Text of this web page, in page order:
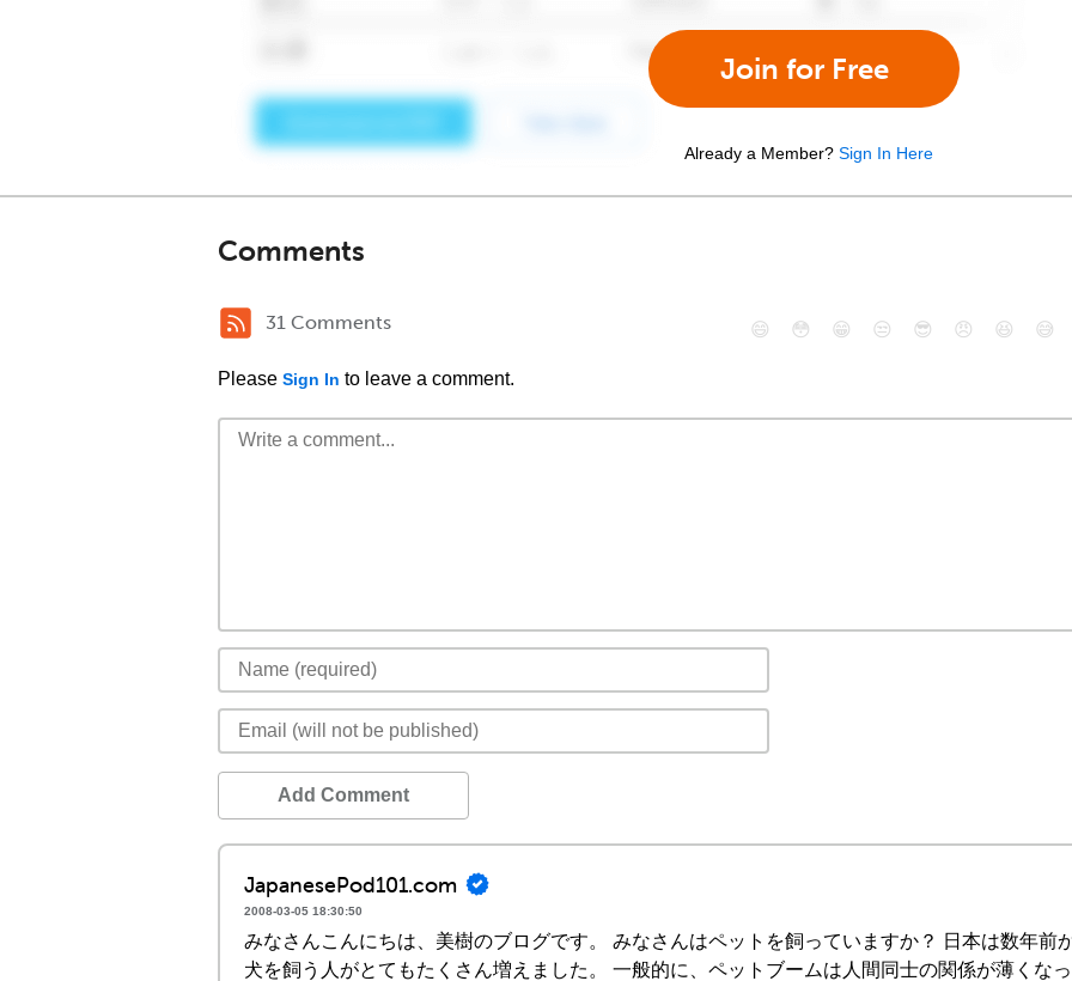
Join for Free
Already a Member? Sign In Here
Comments
31 Comments
Please Sign In to leave a comment.
😄 😳 😁 😒 😎 😠 😆 😅
Add Comment
JapanesePod101.com
2008-03-05 18:30:50
みなさんこんにちは、美樹のブログです。 みなさんはペットを飼っていますか？ 日本は数年前
犬を飼う人がとてもたくさん増えました。 一般的に、ペットブームは人間同士の関係が薄くな